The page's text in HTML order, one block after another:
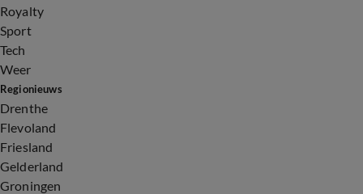
Royalty
Sport
Tech
Weer
Regionieuws
Drenthe
Flevoland
Friesland
Gelderland
Groningen